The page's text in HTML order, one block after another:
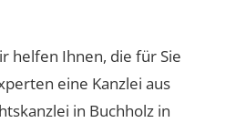
helfen Ihnen, die für Sie
eine Kanzlei aus
in Buchholz in